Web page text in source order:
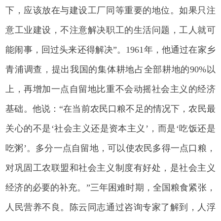
下，应该放在与建设工厂同等重要的地位。如果只注
意工业建设，不注意解决职工的生活问题，工人就可
能闹事，回过头来还得解决”。1961年，他通过在家乡
青浦调查，提出我国的集体耕地占全部耕地的90%以
上，再增加一点自留地比重不会动摇社会主义的经济
基础。他说：“在当前农民口粮不足的情况下，农民最
关心的不是‘社会主义还是资本主义’，而是‘吃饭还是
吃粥’。多分一点自留地，可以使农民多得一点口粮，
对巩固工农联盟和社会主义制度有好处，是社会主义
经济的必要的补充。”三年困难时期，全国粮食紧张，
人民营养不良。陈云同志通过咨询专家了解到，人浮